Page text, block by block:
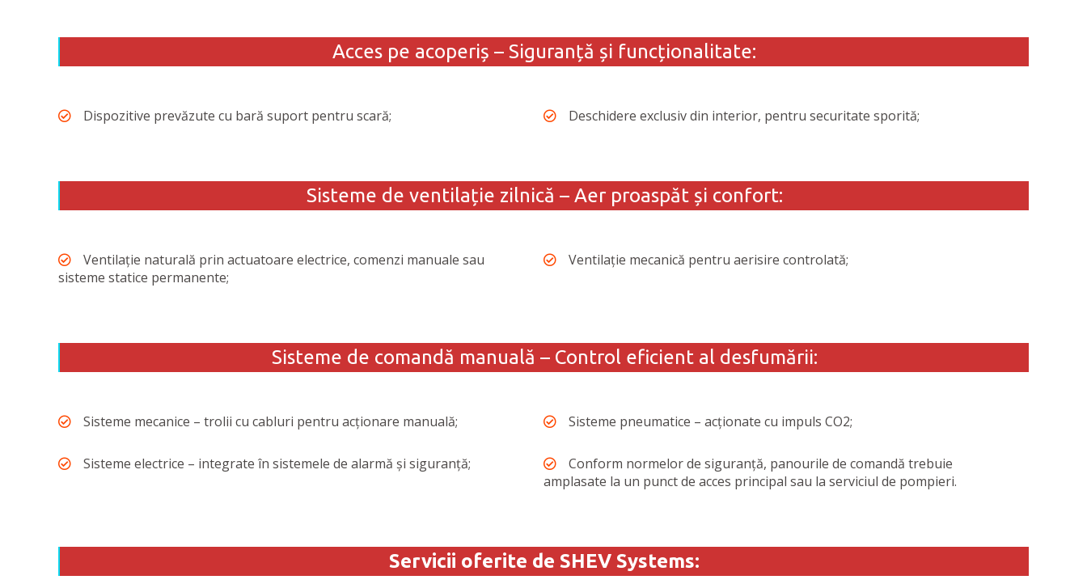
Acces pe acoperiș – Siguranță și funcționalitate:
Dispozitive prevăzute cu bară suport pentru scară; Deschidere exclusiv din interior, pentru securitate sporită;
Sisteme de ventilație zilnică – Aer proaspăt și confort:
Ventilație naturală prin actuatoare electrice, comenzi manuale sau
sisteme statice permanente;
Ventilație mecanică pentru aerisire controlată;
Sisteme de comandă manuală – Control eficient al desfumării:
Sisteme mecanice – trolii cu cabluri pentru acționare manuală; Sisteme pneumatice – acționate cu impuls CO2;
Sisteme electrice – integrate în sistemele de alarmă și siguranță;
Conform normelor de siguranță, panourile de comandă trebuie
amplasate la un punct de acces principal sau la serviciul de pompieri.
Servicii oferite de SHEV Systems: